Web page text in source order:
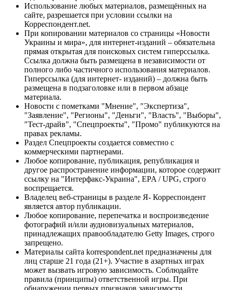
Использование любых материалов, размещённых на
сайте, разрешается при условии ссылки на
Корреспондент.net.
При копировании материалов со страницы «Новости
Украины и мира», для интернет-изданий – обязательна
прямая открытая для поисковых систем гиперссылка.
Ссылка должна быть размещена в независимости от
полного либо частичного использования материалов.
Гиперссылка (для интернет- изданий) – должна быть
размещена в подзаголовке или в первом абзаце
материала.
Новости с пометками "Мнение", "Экспертиза",
"Заявление", "Регионы", "Деньги", "Власть", "Выборы",
"Тест-драйв", "Спецпроекты", "Промо" публикуются на
правах рекламы.
Раздел Спецпроекты создается совместно с
коммерческими партнерами.
Любое копирование, публикация, републикация и
другое распространение информации, которое содержит
ссылку на "Интерфакс-Украина", EPA / UPG, строго
воспрещается.
Владелец веб-страницы в разделе Я- Корреспондент
является автор публикации.
Любое копирование, перепечатка и воспроизведение
фотографий и/или аудиовизуальных материалов,
принадлежащих правообладателю Getty Images, строго
запрещено.
Материалы сайта korrespondent.net предназначены для
лиц старше 21 года (21+). Участие в азартных играх
может вызвать игровую зависимость. Соблюдайте
правила (принципы) ответственной игры. При
обнаружении первых признаков зависимости